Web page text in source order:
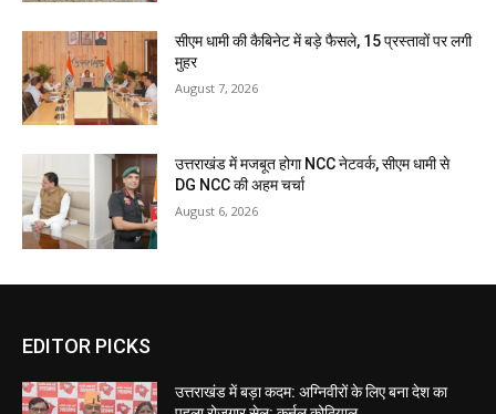
सीएम धामी की कैबिनेट में बड़े फैसले, 15 प्रस्तावों पर लगी
मुहर
August 7, 2026
उत्तराखंड में मजबूत होगा NCC नेटवर्क, सीएम धामी से
DG NCC की अहम चर्चा
August 6, 2026
EDITOR PICKS
उत्तराखंड में बड़ा कदम: अग्निवीरों के लिए बना देश का